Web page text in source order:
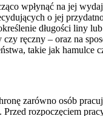
wpłynąć na jej
o jej
długości liny
ręczny – oraz na
takie jak hamulce
zarówno osób
rozpoczęciem